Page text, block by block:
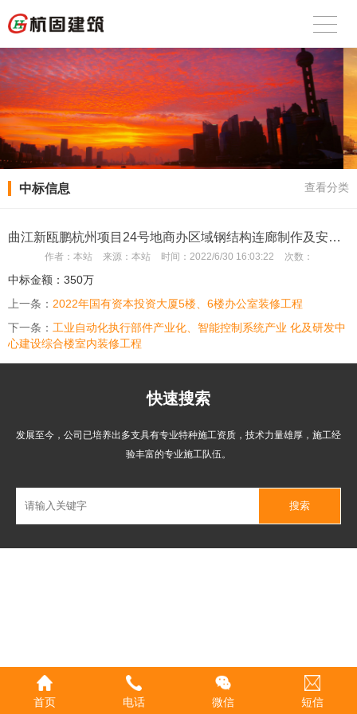
中标信息 查看分类
曲江新瓯鹏杭州项目24号地商办区域钢结构连廊制作及安装工程
作者： 本站 来源： 本站 时间： 2022/6/30 16:03:22 次数：
中标金额：350万
上一条： 2022年国有资本投资大厦5楼、6楼办公室装修工程
下一条： 工业自动化执行部件产业化、智能控制系统产业 化及研发中
心建设综合楼室内装修工程
首页 电话 微信 短信
快速搜索
发展至今，公司已培养出多支具有专业特种施工资质，技术力量雄厚，施工经
验丰富的专业施工队伍。